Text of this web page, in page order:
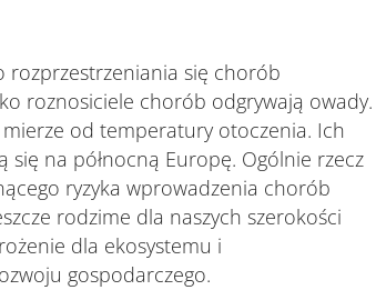
rozprzestrzeniania się chorób
roznosiciele chorób odgrywają owady.
od temperatury otoczenia. Ich
się na północną Europę. Ogólnie rzecz
ryzyka wprowadzenia chorób
rodzime dla naszych szerokości
dla ekosystemu i
gospodarczego.